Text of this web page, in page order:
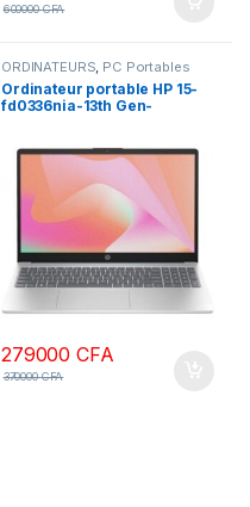
600000CFA
ORDINATEURS, PC Portables
Ordinateur portable HP 15-
fd0336nia-13th Gen-
Rétroéclairé-Ecran 15,6”-
W11pro
279000CFA
370000CFA